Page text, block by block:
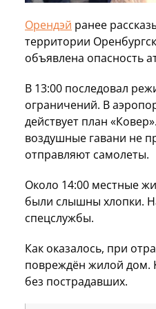
Орендэй ранее
территории
объявлена опасность
В 13:00 последовал
ограничений. В
действует план
воздушные гавани не
отправляют самолеты.
Около 14:00 местные
были слышны хлопки.
спецслужбы.
Как оказалось, при
повреждён жилой дом.
без пострадавших.